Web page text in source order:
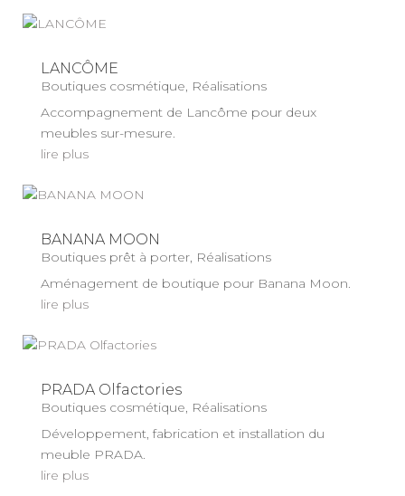
LANCÔME
Boutiques cosmétique, Réalisations
Accompagnement de Lancôme pour deux
meubles sur-mesure.
lire plus
BANANA MOON
Boutiques prêt à porter, Réalisations
Aménagement de boutique pour Banana Moon.
lire plus
PRADA Olfactories
Boutiques cosmétique, Réalisations
Développement, fabrication et installation du
meuble PRADA.
lire plus